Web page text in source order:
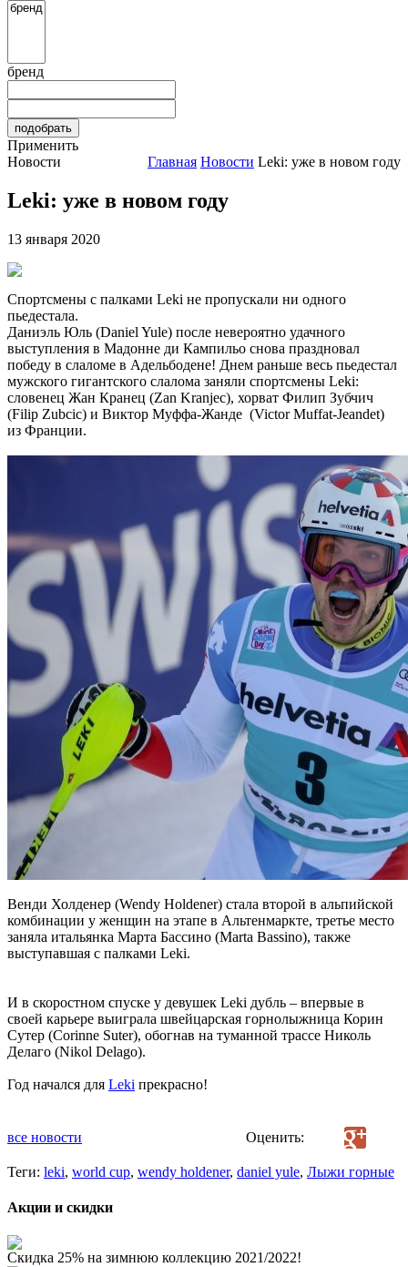
бренд
Применить
Новости
Главная Новости Leki: уже в новом году
Leki: уже в новом году
13 января 2020
Спортсмены с палками Leki не пропускали ни одного
пьедестала.
Даниэль Юль (Daniel Yule) после невероятно удачного
выступления в Мадонне ди Кампильо снова праздновал
победу в слаломе в Адельбодене! Днем раньше весь пьедестал
мужского гигантского слалома заняли спортсмены Leki:
словенец Жан Кранец (Zan Kranjec), хорват Филип Зубчич
(Filip Zubcic) и Виктор Муффа-Жанде (Victor Muffat-Jeandet)
из Франции.
Венди Холденер (Wendy Holdener) стала второй в альпийской
комбинации у женщин на этапе в Альтенмаркте, третье место
заняла итальянка Марта Бассино (Marta Bassino), также
выступавшая с палками Leki.
И в скоростном спуске у девушек Leki дубль – впервые в
своей карьере выиграла швейцарская горнолыжница Корин
Сутер (Corinne Suter), обогнав на туманной трассе Николь
Делаго (Nikol Delago).
Год начался для Leki прекрасно!
все новости Оценить:
Теги: leki, world cup, wendy holdener, daniel yule, Лыжи горные
Акции и скидки
Скидка 25% на зимнюю коллекцию 2021/2022!